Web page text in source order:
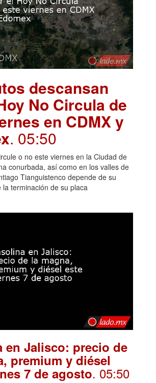
descansan
No Circula de
en CDMX y
. 05:50
o no este viernes en la Ciudad de
conurbada, así como en los valles de
Tianguistenco depende de su
la terminación de su placa
en Jalisco: precio de
premium y diésel
7 de agosto. 05:50